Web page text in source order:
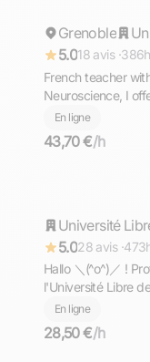
Répond
Grenoble
5.018 avis ·
French teacher
Neuroscience, I
classes for all levels!
En ligne
43,70 €/h
Répond
Université
5.028 avis ·
Hallo ＼⁠(⁠^⁠o⁠^⁠)⁠／ ! Professeur expérimenté, diplômé de
l'Université Libre
d'allemand de
PREPA -
╮⁠(⁠＾⁠▽⁠＾⁠)⁠╭
En ligne
28,50 €/h